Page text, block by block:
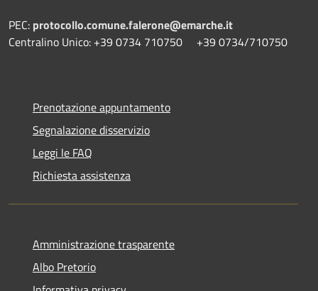
PEC: protocollo.comune.falerone@emarche.it
Centralino Unico: +39 0734 710750 +39 0734/710750
Prenotazione appuntamento
Segnalazione disservizio
Leggi le FAQ
Richiesta assistenza
Amministrazione trasparente
Albo Pretorio